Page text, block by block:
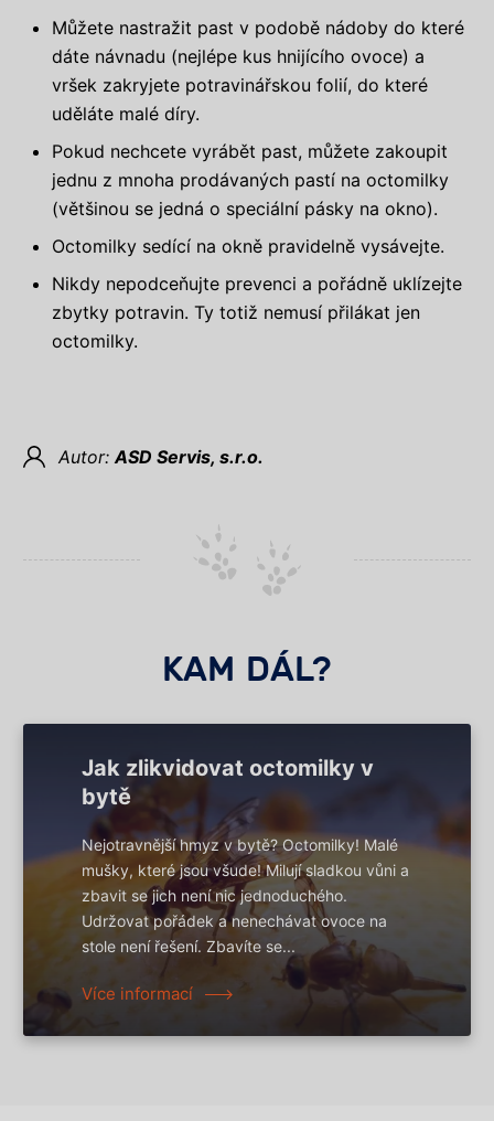
Můžete nastražit past v podobě nádoby do které
dáte návnadu (nejlépe kus hnijícího ovoce) a
vršek zakryjete potravinářskou folií, do které
uděláte malé díry.
Pokud nechcete vyrábět past, můžete zakoupit
jednu z mnoha prodávaných pastí na octomilky
(většinou se jedná o speciální pásky na okno).
Octomilky sedící na okně pravidelně vysávejte.
Nikdy nepodceňujte prevenci a pořádně uklízejte
zbytky potravin. Ty totiž nemusí přilákat jen
octomilky.
Autor:ASD Servis, s.r.o.
KAM DÁL?
Jak zlikvidovat octomilky v
bytě
Nejotravnější hmyz v bytě? Octomilky! Malé
mušky, které jsou všude! Milují sladkou vůni a
zbavit se jich není nic jednoduchého.
Udržovat pořádek a nenechávat ovoce na
stole není řešení. Zbavíte se...
Více informací